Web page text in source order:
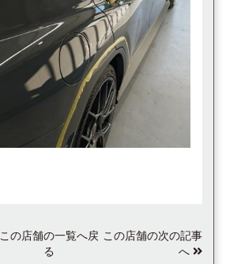
この店舗の一覧へ戻
る
この店舗の次の記事
へ